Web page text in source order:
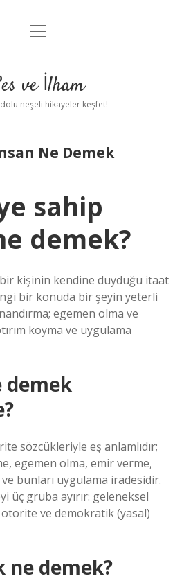
Anasayfa
Yasal Uyarı
menüyü
ve İlham
neşeli hikayeler keşfet!
Ne Demek
sahip
demek?
kişinin kendine duyduğu itaat
bir konuda bir şeyin yeterli
egemen olma ve
koyma ve uygulama
sözcükleriyle eş anlamlıdır;
egemen olma, emir verme,
bunları uygulama iradesidir.
üç gruba ayırır: geleneksel
ve demokratik (yasal)
demek?